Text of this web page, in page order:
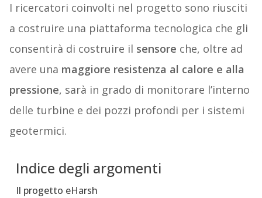
I ricercatori coinvolti nel progetto sono riusciti
a costruire una piattaforma tecnologica che gli
consentirà di costruire il sensore che, oltre ad
avere una maggiore resistenza al calore e alla
pressione, sarà in grado di monitorare l’interno
delle turbine e dei pozzi profondi per i sistemi
geotermici.
Indice degli argomenti
Il progetto eHarsh